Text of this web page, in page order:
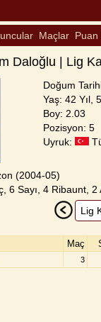
Maçlar Puan
Daloğlu | Lig
Doğum
Yaş: 42 Yıl,
Boy: 2.03
Pozisyon: 5
Uyruk:
(2004-05)
6 Sayı, 4 Ribaunt, 2
Maç
3